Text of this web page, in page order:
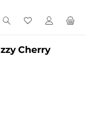
Du hast 0
Cherry